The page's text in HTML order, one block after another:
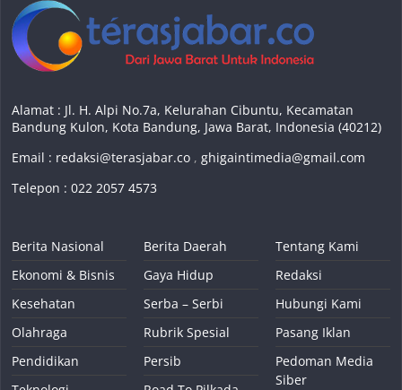
Alamat : Jl. H. Alpi No.7a, Kelurahan Cibuntu, Kecamatan
Bandung Kulon, Kota Bandung, Jawa Barat, Indonesia (40212)
Email : redaksi@terasjabar.co ,ghigaintimedia@gmail.com
Telepon : 022 2057 4573
Berita Nasional
Ekonomi & Bisnis
Kesehatan
Olahraga
Pendidikan
Berita Daerah
Gaya Hidup
Serba – Serbi
Rubrik Spesial
Persib
Tentang Kami
Redaksi
Hubungi Kami
Pasang Iklan
Pedoman Media
Siber